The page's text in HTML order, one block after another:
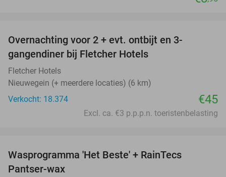
Overnachting voor 2 + evt. ontbijt en 3-
gangendiner bij Fletcher Hotels
Fletcher Hotels
Nieuwegein (+ meerdere locaties) (6 km)
Verkocht: 18.374
€45
Excl. ca. €3 p.p.p.n. toeristenbelasting
Wasprogramma 'Het Beste' + RainTecs
Pantser-wax